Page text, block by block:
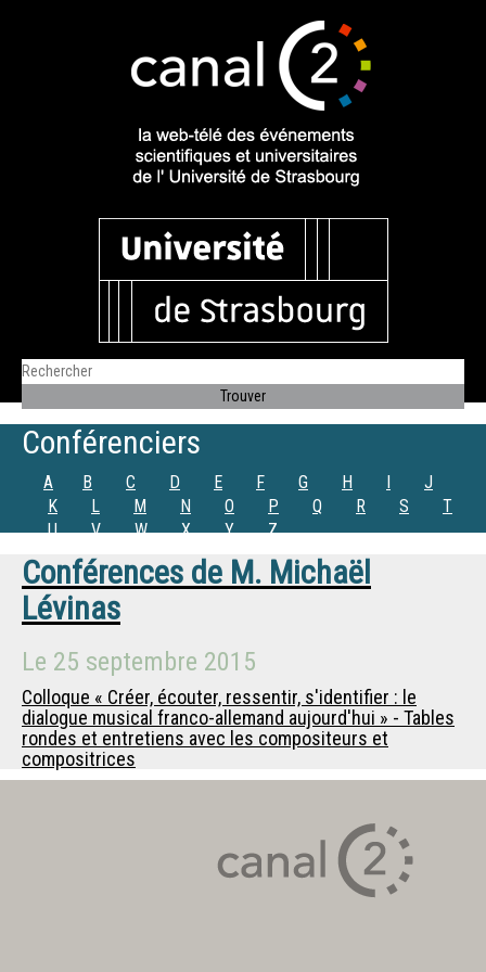
Conférenciers
A B C D E F G H I
J
K
L M N O P Q R S
T
U
V W X Y Z
Conférences de M. Michaël
Lévinas
Le 25 septembre 2015
Colloque « Créer, écouter, ressentir, s'identifier : le
dialogue musical franco-allemand aujourd'hui » - Tables
rondes et entretiens avec les compositeurs et
compositrices